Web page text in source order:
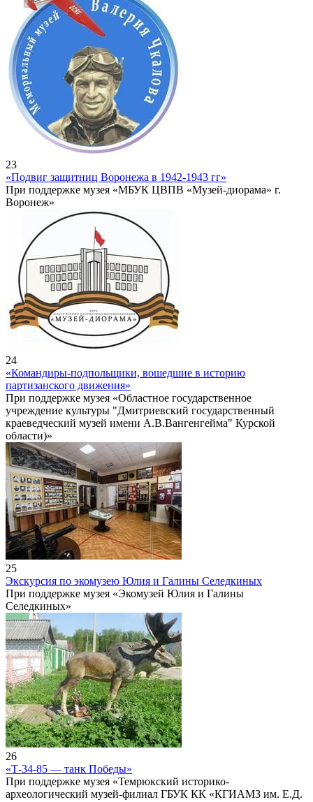
23
«Подвиг защитниц Воронежа в 1942-1943 гг»
При поддержке музея «МБУК ЦВПВ «Музей-диорама» г.
Воронеж»
24
«Командиры-подпольщики, вошедшие в историю
партизанского движения»
При поддержке музея «Областное государственное
учреждение культуры "Дмитриевский государственный
краеведческий музей имени А.В.Вангенгейма" Курской
области)»
25
Экскурсия по экомузею Юлия и Галины Селедкиных
При поддержке музея «Экомузей Юлия и Галины
Селедкиных»
26
«Т-34-85 — танк Победы»
При поддержке музея «Темрюкский историко-
археологический музей-филиал ГБУК КК «КГИАМЗ им. Е.Д.